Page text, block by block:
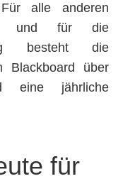
alle anderen
und für die
besteht die
Blackboard über
eine jährliche
für